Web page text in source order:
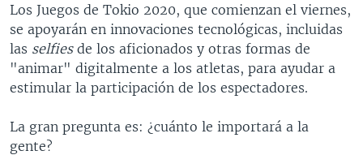
Los Juegos de Tokio 2020, que comienzan el viernes,
se apoyarán en innovaciones tecnológicas, incluidas
las selfies de los aficionados y otras formas de
"animar" digitalmente a los atletas, para ayudar a
estimular la participación de los espectadores.
La gran pregunta es: ¿cuánto le importará a la
gente?